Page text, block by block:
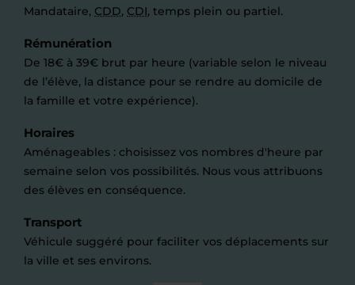
Mandataire, CDD, CDI, temps plein ou partiel.
Rémunération
De 18€ à 39€ brut par heure (variable selon le niveau
de l’élève, la distance pour se rendre au domicile de
la famille et votre expérience).
Horaires
Aménageables : choisissez vos nombres d'heure par
semaine selon vos possibilités. Nous vous attribuons
des élèves en conséquence.
Transport
Véhicule suggéré pour faciliter vos déplacements sur
la ville et ses environs.